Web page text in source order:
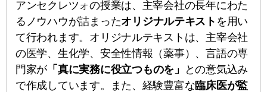
アンセクレツォの授業は、主宰会社の長年にわた
るノウハウが詰まったオリジナルテキスト を用い
て行われます。オリジナルテキストは、主宰会社
の医学、生化学、安全性情報（薬事）、言語の専
門家が 「真に実務に役立つものを」
との意気込み
で作成しています。また、経験豊富な臨床医が監